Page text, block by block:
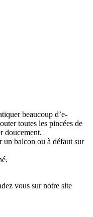
beaucoup d’e-
toutes les pincées de
doucement.
un balcon ou à défaut sur
vous sur notre site